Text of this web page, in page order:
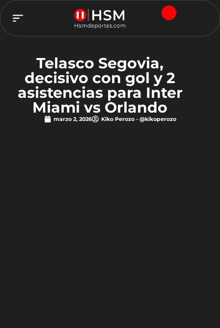
Telasco Segovia,
decisivo con gol y 2
asistencias para Inter
Miami vs Orlando
marzo 2, 2026 Kiko Perozo - @kikoperozo